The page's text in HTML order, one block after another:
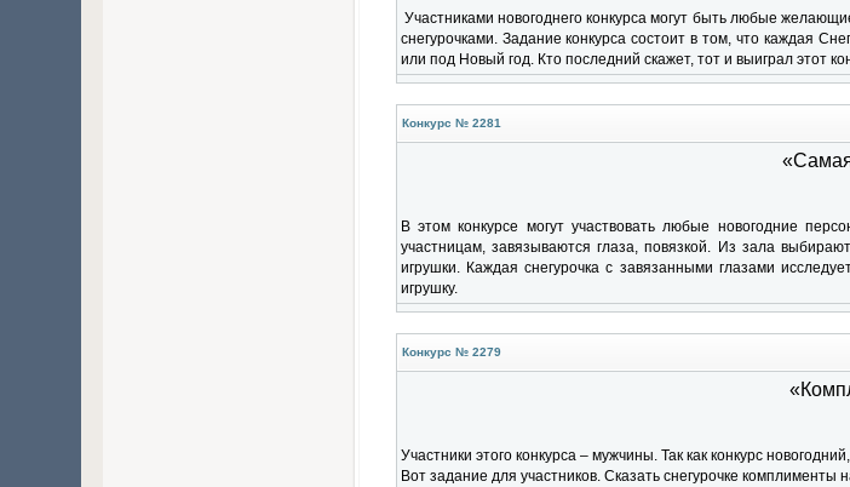
Участниками новогоднего конкурса могут быть любые
снегурочками. Задание конкурса состоит в том, что каждая
или под Новый год. Кто последний скажет, тот и выиграл этот
Конкурс № 2281
В этом конкурсе могут участвовать любые новогодние
участницам, завязываются глаза, повязкой. Из зала
игрушки. Каждая снегурочка с завязанными глазами
игрушку.
Конкурс № 2279
Участники этого конкурса – мужчины. Так как конкурс
Вот задание для участников. Сказать снегурочке комплименты